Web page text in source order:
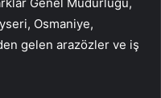
Osmaniye,
gelen arazözler ve iş